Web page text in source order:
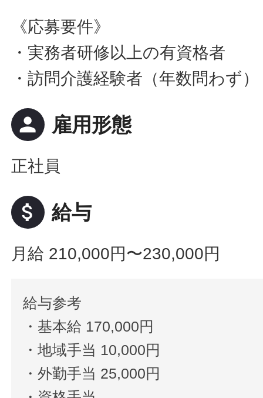
《応募要件》
・実務者研修以上の有資格者
・訪問介護経験者（年数問わず）
person 雇用形態
正社員
attach_money 給与
月給 210,000円〜230,000円
給与参考
・基本給 170,000円
・地域手当 10,000円
・外勤手当 25,000円